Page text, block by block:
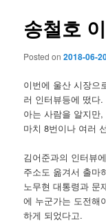
송철호
Posted on2018-06-
이번에 울산 시장으
러 인터뷰등에 떴다.
아는 사람을 알지만
마치 8번이나 여러
김어준과의 인터뷰
주소도 옮겨서 출마
노무현 대통령과 문
에 누군가는 도전해
하게 되었다고.